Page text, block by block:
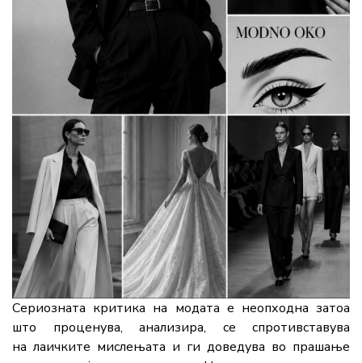
Сериозната критика на модата е неопходна затоа
што проценува, анализира, се спротивставува
на лаичките мислењата и ги доведува во прашање